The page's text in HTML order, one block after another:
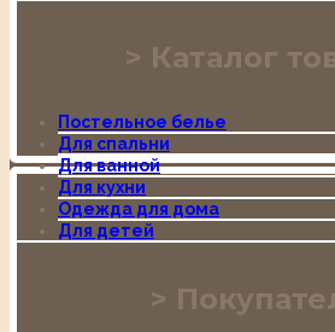
Каталог
Постельное белье
Для спальни
Для ванной
Для кухни
Одежда для дома
Для детей